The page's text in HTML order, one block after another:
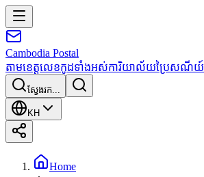
Cambodia Postal
តាមខេត្តលេខកូដទាំងអស់ការិយាល័យប្រៃសណីយ៍
ស្វែងរក...
KH
Home